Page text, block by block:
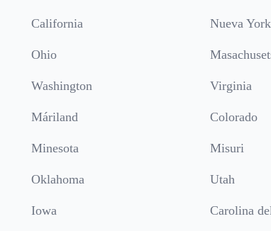
California Nueva York
Ohio
Washington Virginia
Máriland Colorado
Minesota Misuri
Oklahoma Utah
Iowa Carolina